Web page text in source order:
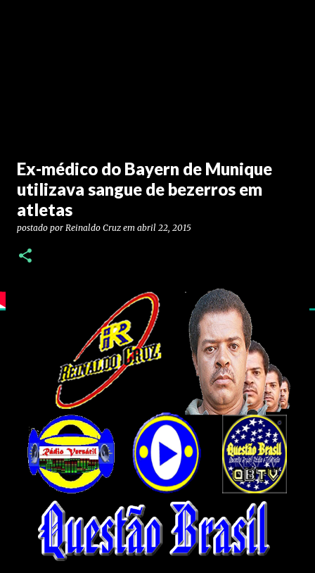
Ex-médico do Bayern de Munique
utilizava sangue de bezerros em
atletas
postado por Reinaldo Cruz em abril 22, 2015